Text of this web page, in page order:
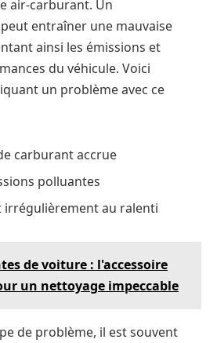
air-carburant. Un
entraîner une mauvaise
ainsi les émissions et
du véhicule. Voici
un problème avec ce
carburant accrue
polluantes
au ralenti
de voiture : l'accessoire
un nettoyage impeccable
de problème, il est souvent